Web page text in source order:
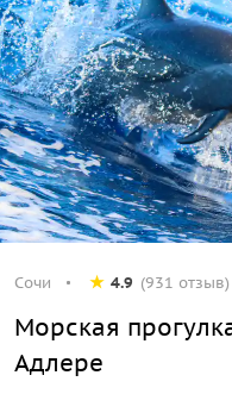
Сочи 4.9 (931 отзыв)
Морская
Адлере